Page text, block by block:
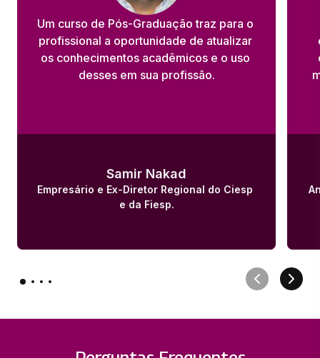
Um curso de Pós-Graduação traz para o
profissional a oportunidade de atualizar
os conhecimentos acadêmicos e o uso
desses em sua profissão.
Samir Nakad
Empresário e Ex-Diretor Regional do Ciesp
e da Fiesp.